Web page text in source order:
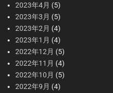
2023年4月 (5)
2023年3月 (5)
2023年2月 (4)
2023年1月 (4)
2022年12月 (5)
2022年11月 (4)
2022年10月 (5)
2022年9月 (4)